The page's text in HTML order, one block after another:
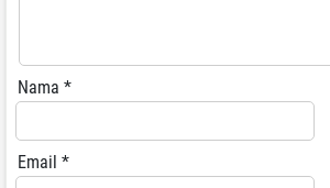
Nama *
Email *